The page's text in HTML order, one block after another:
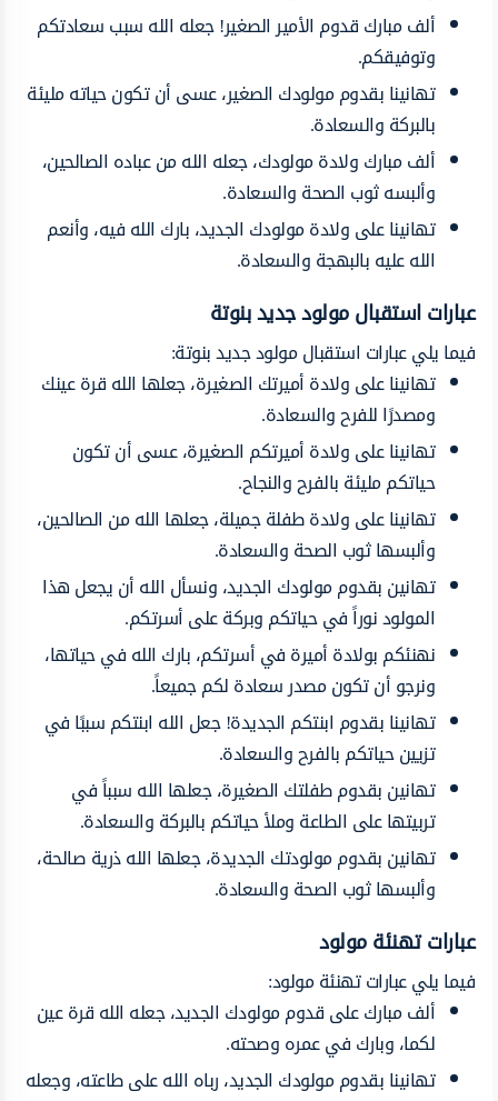
ألف مبارك قدوم الأميرالصغير!جعله اللهسببسعادتكم
وتوفيقكم.
تهانينابقدوممولودك الصغير،عسىأنتكونحياتهمليئة
بالبركةوالسعادة.
ألف مباركولادةمولودك،جعله الله منعباده الصالحين،
وألبسهثوب الصحةوالسعادة.
تهانيناعلىولادةمولودك الجديد،بارك اللهفيه،وأنعم
اللهعليهبالبهجةوالسعادة.
عباراتاستقبال مولود جديد بنوتة
فيما يليعبارات استقبال مولود جديد بنوتة:
تهانيناعلىولادةأميرتك الصغيرة،جعلها الله قرةعينك
ومصدرًاللفرحوالسعادة.
تهانيناعلىولادةأميرتكم الصغيرة،عسىأنتكون
حياتكممليئةبالفرحوالنجاح.
تهانيناعلىولادةطفلةجميلة،جعلها الله من الصالحين،
وألبسها ثوب الصحةوالسعادة.
تهانينبقدوممولودك الجديد،ونسأل الله أنيجعلهذا
المولود نوراًفي حياتكموبركةعلى أسرتكم.
نهنئكمبولادةأميرةفيأسرتكم،بارك اللهفيحياتها،
ونرجوأنتكونمصدر سعادةلكم جميعاً.
تهانينابقدوم ابنتكم الجديدة!جعل الله ابنتكمسببًا في
تزيين حياتكم بالفرحوالسعادة.
تهانين بقدومطفلتك الصغيرة،جعلها اللهسبباًفي
تربيتهاعلى الطاعة وملأحياتكم بالبركة والسعادة.
تهانينبقدوممولودتك الجديدة،جعلها اللهذريةصالحة،
وألبسها ثوب الصحةوالسعادة.
عباراتتهنئة مولود
فيما يلي عبارات تهنئة مولود:
ألف مباركعلىقدوممولودك الجديد،جعله الله قرة عين
لكما،وبارك في عمره وصحته.
تهانينابقدوممولودك الجديد،رباه اللهعلىطاعته،وجعله